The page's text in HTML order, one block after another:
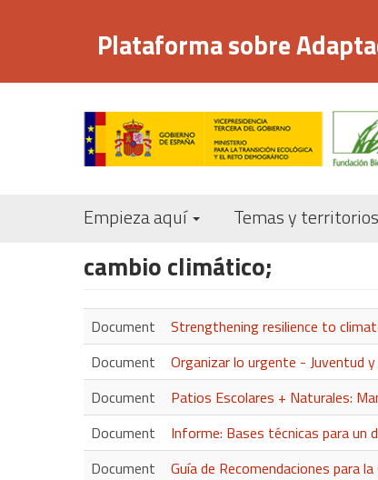
principal
Plataforma sobre
Empieza aquí Temas y territorios
cambio climático;
Document
Strengthening resilience to
Document
Organizar lo urgente - Juventud
Document
Patios Escolares + Naturales:
Document
Informe: Bases técnicas para un
Document
Guía de Recomendaciones para